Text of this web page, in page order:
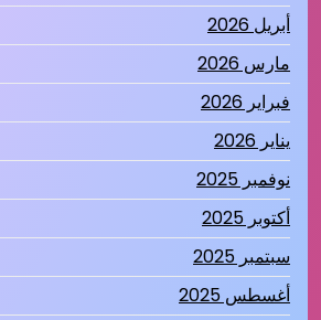
أبريل 2026
مارس 2026
فبراير 2026
يناير 2026
نوفمبر 2025
أكتوبر 2025
سبتمبر 2025
أغسطس 2025